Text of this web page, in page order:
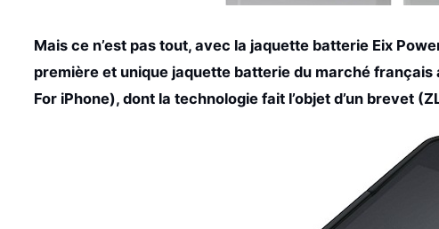
Mais ce n’est pas tout, avec la jaquette batterie Eix
première et unique jaquette batterie du marché
For iPhone), dont la technologie fait l’objet d’un brevet